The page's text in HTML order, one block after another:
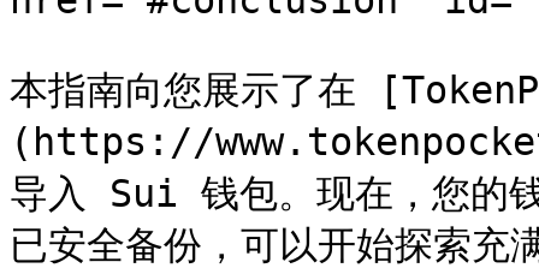
本指南向您展示了在
(https://
导入 Sui 钱包。现在，您的
已安全备份，可以开始探索